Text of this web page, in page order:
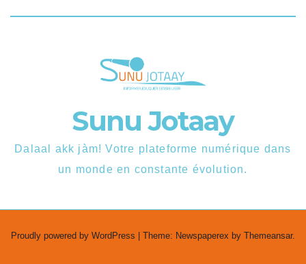
Sunu Jotaay
Dalaal akk jàm! Votre plateforme numérique dans
un monde en constante évolution.
Proudly powered by WordPress | Theme: Newspaperex by Themeansar.